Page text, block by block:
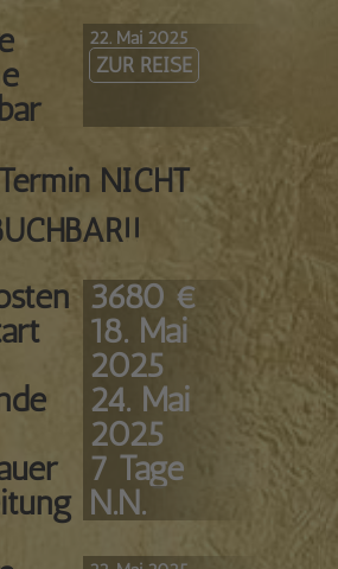
22. Mai 2025
ZUR REISE
NICHT
3680 €
18. Mai
2025
24. Mai
2025
7 Tage
N.N.